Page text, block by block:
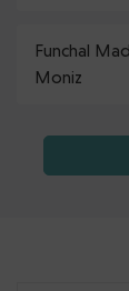
Funchal
Moniz